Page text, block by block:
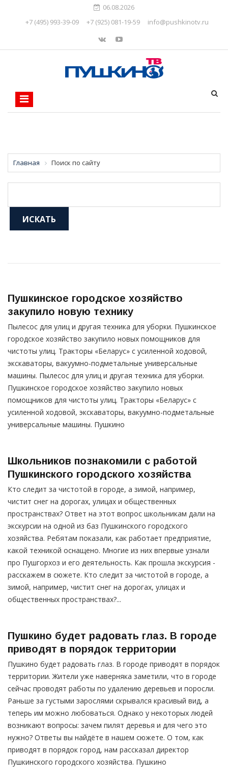
06.08.2026
+7 (495) 993-39-09
+7 (925) 081-19-59 info@pushkinotv.ru
Главная Поиск по сайту
Пушкинское городское хозяйство
закупило новую технику
Пылесос для улиц и другая техника для уборки. Пушкинское
городское хозяйство закупило новых помощников для
чистоты улиц. Тракторы «Беларус» с усиленной ходовой,
экскаваторы, вакуумно-подметальные универсальные
машины. Пылесос для улиц и другая техника для уборки.
Пушкинское городское хозяйство закупило новых
помощников для чистоты улиц. Тракторы «Беларус» с
усиленной ходовой, экскаваторы, вакуумно-подметальные
универсальные машины. Пушкино
Школьников познакомили с работой
Пушкинского городского хозяйства
Кто следит за чистотой в городе, а зимой, например,
чистит снег на дорогах, улицах и общественных
пространствах? Ответ на этот вопрос школьникам дали на
экскурсии на одной из баз Пушкинского городского
хозяйства. Ребятам показали, как работает предприятие,
какой техникой оснащено. Многие из них впервые узнали
про Пушгорхоз и его деятельность. Как прошла экскурсия -
расскажем в сюжете. Кто следит за чистотой в городе, а
зимой, например, чистит снег на дорогах, улицах и
общественных пространствах?...
Пушкино будет радовать глаз. В городе
приводят в порядок территории
Пушкино будет радовать глаз. В городе приводят в порядок
территории. Жители уже наверняка заметили, что в городе
сейчас проводят работы по удалению деревьев и поросли.
Раньше за густыми зарослями скрывался красивый вид, а
теперь им можно любоваться. Однако у некоторых людей
возникают вопросы: зачем пилят деревья и для чего это
нужно? Ответы вы найдёте в нашем сюжете. О том, как
приводят в порядок город, нам рассказал директор
Пушкинского городского хозяйства. Пушкино